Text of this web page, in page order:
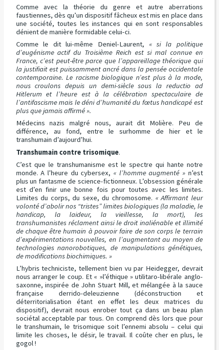
Comme avec la théorie du genre et autre aberrations
faustiennes, dès qu’un dispositif fâcheux est mis en place dans
une société, toutes les instances qui en sont responsables
dénient de manière formidable celui-ci.
Comme le dit lui-même Deniel-Laurent, « si la politique
d’eugénisme actif du Troisième Reich est si mal connue en
France, c’est peut-être parce que l’appareillage théorique qui
la justifiait est puissamment ancré dans la pensée occidentale
contemporaine. Le racisme biologique n’est plus à la mode,
nous croulons depuis un demi-siècle sous la reductio ad
Hitlerum et l’heure est à la célébration spectaculaire de
l’antifascisme mais le déni d’humanité du fœtus handicapé est
plus que jamais affirmé ».
Médecins nazis malgré nous, aurait dit Molière. Peu de
différence, au fond, entre le surhomme de hier et le
transhumain d’aujourd’hui.
Transhumain contre trisomique.
C’est que le transhumanisme est le spectre qui hante notre
monde. A l’heure du cybersex, « l’homme augmenté » n’est
plus un fantasme de science-fictionneux. L’obsession générale
est d’en finir une bonne fois pour toutes avec les limites.
Limites du corps, du sexe, du chromosome. « Affirmant leur
volonté d’abolir nos “tristes” limites biologiques (la maladie, le
handicap, la laideur, la vieillesse, la mort), les
transhumanistes réclament ainsi le droit inaliénable et illimité
de chaque être humain à pouvoir faire de son corps le terrain
d’expérimentations nouvelles, en l’augmentant au moyen de
technologies nanorobotiques, de manipulations génétiques,
de modifications biochimiques. »
L’hybris techniciste, tellement bien vu par Heidegger, devrait
nous arranger le coup. Et « »l’éthique » utilitaro-libérale anglo-
saxonne, inspirée de John Stuart Mill, et mélangée à la sauce
française derrido-deleuzienne (déconstruction et
déterritorialisation étant en effet les deux matrices du
dispositif), devrait nous enrober tout ça dans un beau plan
sociétal acceptable par tous. On comprend dès lors que pour
le transhumain, le trisomique soit l’ennemi absolu – celui qui
limite les choses, le désir, le travail. Il coûte cher en plus, le
gogol !